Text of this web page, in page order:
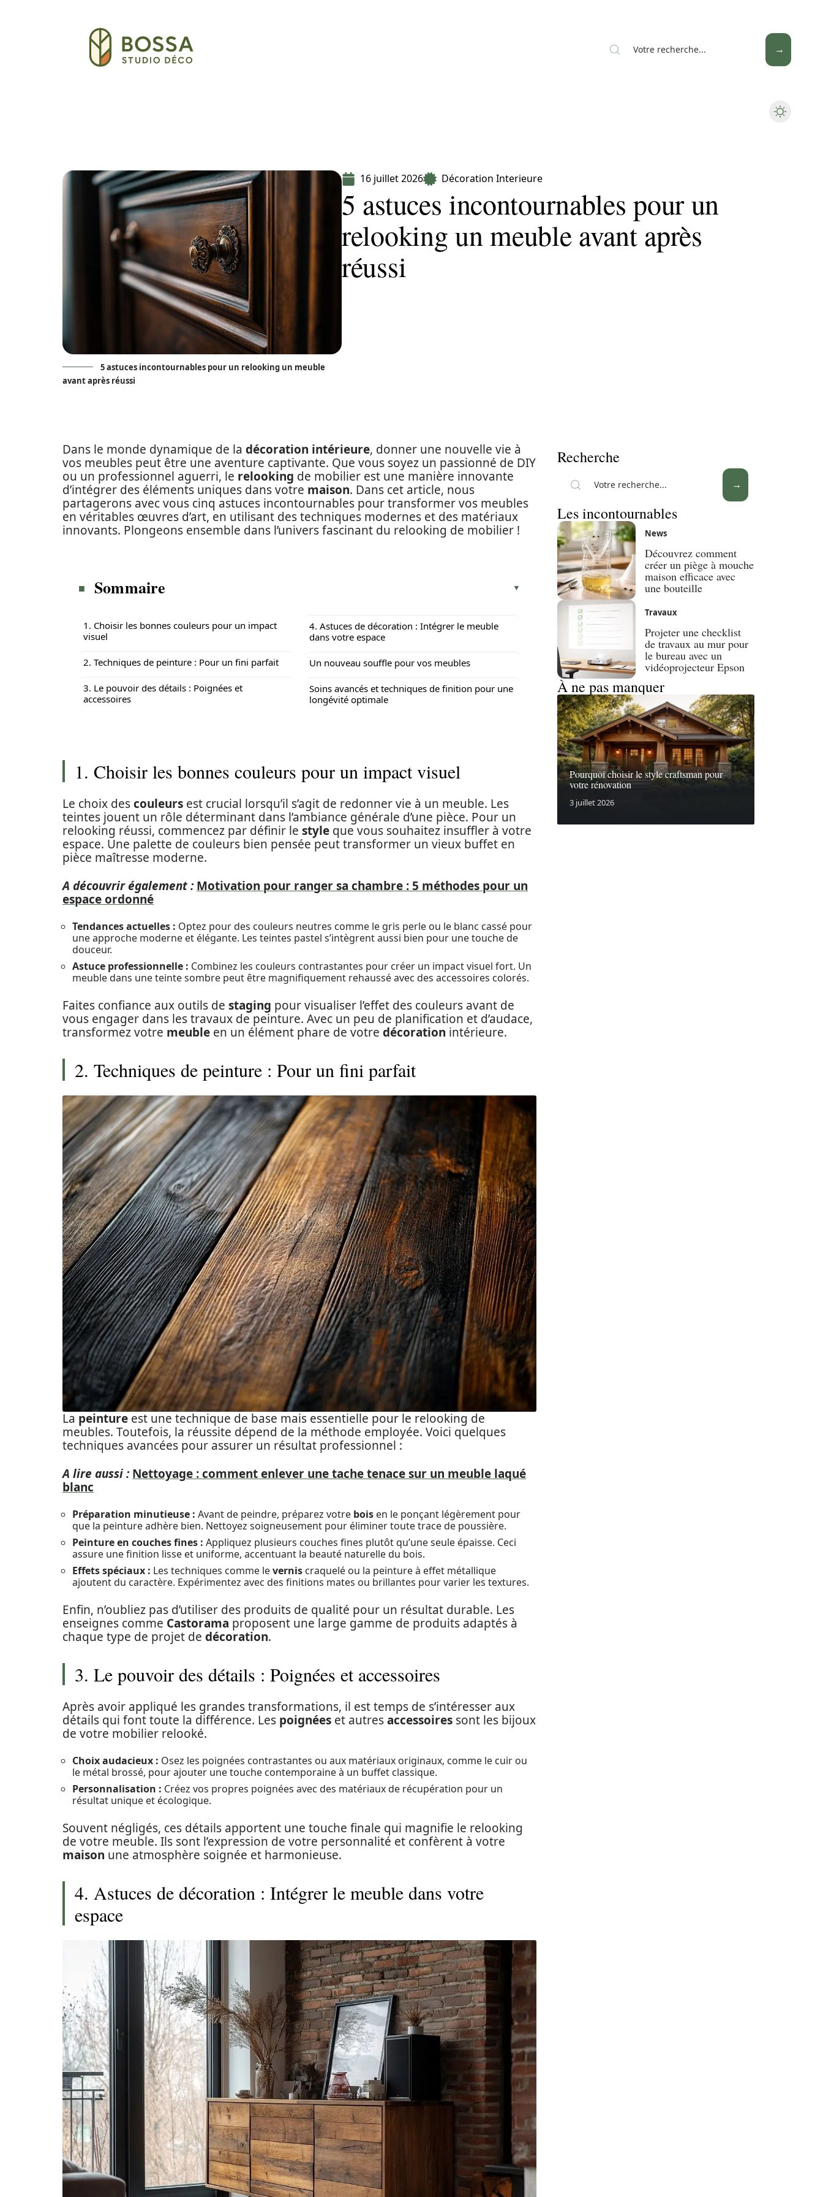
5 astuces incontournables pour un relooking un meuble
avant après réussi
16 juillet 2026 Décoration Interieure
5 astuces incontournables pour un
relooking un meuble avant après
réussi
Dans le monde dynamique de la décoration intérieure, donner une nouvelle vie à
vos meubles peut être une aventure captivante. Que vous soyez un passionné de DIY
ou un professionnel aguerri, le relooking de mobilier est une manière innovante
d’intégrer des éléments uniques dans votre maison. Dans cet article, nous
partagerons avec vous cinq astuces incontournables pour transformer vos meubles
en véritables œuvres d’art, en utilisant des techniques modernes et des matériaux
innovants. Plongeons ensemble dans l’univers fascinant du relooking de mobilier !
Sommaire
1. Choisir les bonnes couleurs pour un impact
visuel
2. Techniques de peinture : Pour un fini parfait
3. Le pouvoir des détails : Poignées et
accessoires
4. Astuces de décoration : Intégrer le meuble
dans votre espace
Un nouveau souffle pour vos meubles
Soins avancés et techniques de finition pour une
longévité optimale
1. Choisir les bonnes couleurs pour un impact visuel
Le choix descouleurs est crucial lorsqu’il s’agit de redonner vie à un meuble. Les
teintes jouent un rôle déterminant dans l’ambiance générale d’une pièce. Pour un
relooking réussi, commencez par définir le style que vous souhaitez insuffler à votre
espace. Une palette de couleurs bien pensée peut transformer un vieux buffet en
pièce maîtresse moderne.
A découvrir également : Motivation pour ranger sa chambre : 5 méthodes pour un
espace ordonné
Tendances actuelles : Optez pour des couleurs neutres comme le gris perle ou le blanc cassé pour
une approche moderne et élégante. Les teintes pastel s’intègrent aussi bien pour une touche de
douceur.
Astuce professionnelle : Combinez les couleurs contrastantes pour créer un impact visuel fort. Un
meuble dans une teinte sombre peut être magnifiquement rehaussé avec des accessoires colorés.
Faites confiance aux outils de staging pour visualiser l’effet des couleurs avant de
vous engager dans les travaux de peinture. Avec un peu de planification et d’audace,
transformez votre meuble en un élément phare de votre décoration intérieure.
2. Techniques de peinture : Pour un fini parfait
La peinture est une technique de base mais essentielle pour le relooking de
meubles. Toutefois, la réussite dépend de la méthode employée. Voici quelques
techniques avancées pour assurer un résultat professionnel :
A lire aussi : Nettoyage : comment enlever une tache tenace sur un meuble laqué
blanc
Préparation minutieuse : Avant de peindre, préparez votre bois en le ponçant légèrement pour
que la peinture adhère bien. Nettoyez soigneusement pour éliminer toute trace de poussière.
Peinture en couches fines : Appliquez plusieurs couches fines plutôt qu’une seule épaisse. Ceci
assure une finition lisse et uniforme, accentuant la beauté naturelle du bois.
Effets spéciaux : Les techniques comme levernis craquelé ou la peinture à effet métallique
ajoutent du caractère. Expérimentez avec des finitions mates ou brillantes pour varier les textures.
Enfin, n’oubliez pas d’utiliser des produits de qualité pour un résultat durable. Les
enseignes comme Castorama proposent une large gamme de produits adaptés à
chaque type de projet de décoration.
3. Le pouvoir des détails : Poignées et accessoires
Après avoir appliqué les grandes transformations, il est temps de s’intéresser aux
détails qui font toute la différence. Les poignées et autresaccessoires sont les bijoux
de votre mobilier relooké.
Choix audacieux : Osez les poignées contrastantes ou aux matériaux originaux, comme le cuir ou
le métal brossé, pour ajouter une touche contemporaine à un buffet classique.
Personnalisation : Créez vos propres poignées avec des matériaux de récupération pour un
résultat unique et écologique.
Souvent négligés, ces détails apportent une touche finale qui magnifie le relooking
de votre meuble. Ils sont l’expression de votre personnalité et confèrent à votre
maison une atmosphère soignée et harmonieuse.
4. Astuces de décoration : Intégrer le meuble dans votre
espace
Recherche
Les incontournables
News
Découvrez comment
créer un piège à mouche
maison efficace avec
une bouteille
Travaux
Projeter une checklist
de travaux au mur pour
le bureau avec un
vidéoprojecteur Epson
À ne pas manquer
Pourquoi choisir le style craftsman pour
votre rénovation
3 juillet 2026